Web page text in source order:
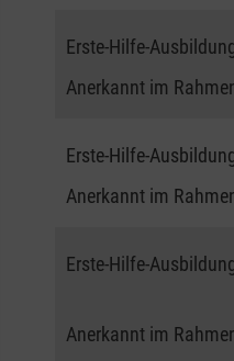
Erste-Hilfe-
Anerkannt im
Erste-Hilfe-
Anerkannt im
Erste-Hilfe-
Anerkannt im